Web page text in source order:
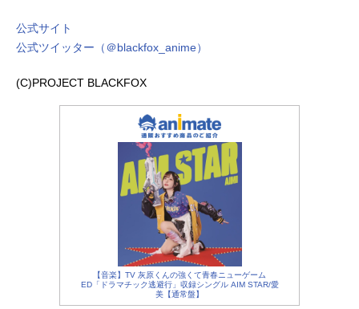
公式サイト
公式ツイッター（＠blackfox_anime）
(C)PROJECT BLACKFOX
【音楽】TV 灰原くんの強くて青春ニューゲーム
ED「ドラマチック逃避行」収録シングル AIM STAR/愛
美【通常盤】